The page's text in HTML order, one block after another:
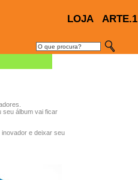
LOJA ARTE.1
seu álbum vai ficar
e deixar seu